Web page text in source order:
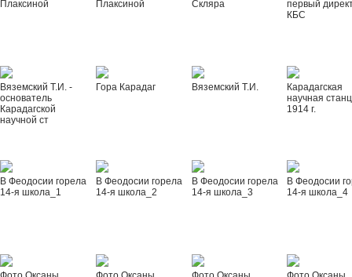
Плаксиной
Плаксиной
Скляра
первый
КБС
Вяземский Т.И. -
основатель
Карадагской
научной ст
Гора Карадаг Вяземский Т.И.
Карадагская
научная
1914 г.
В Феодосии горела
14-я школа_1
В Феодосии горела
14-я школа_2
В Феодосии горела
14-я школа_3
В Феодосии
14-я школа_4